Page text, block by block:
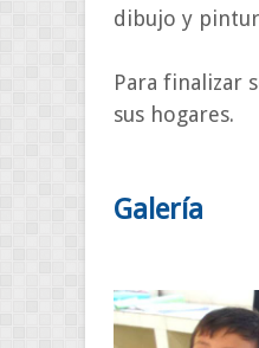
dibujo y
Para finalizar
sus hogares.
Galería